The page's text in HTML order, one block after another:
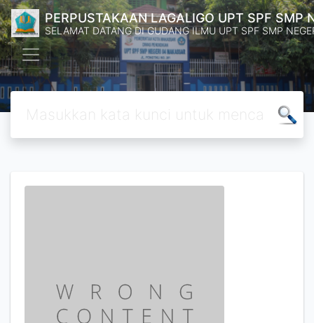
PERPUSTAKAAN LAGALIGO UPT SPF SMP
SELAMAT DATANG DI GUDANG ILMU UPT SPF SMP